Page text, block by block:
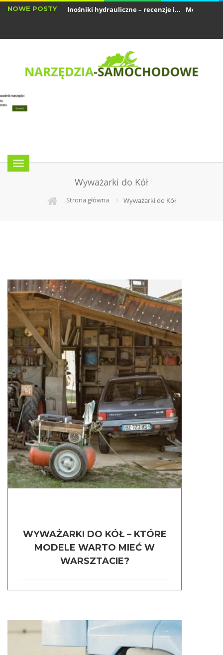
NOWE POSTY
Najnowsze podnośniki hydrauliczne – recenzje i... Montażownice
Menu
Wyważarki do Kół
Strona główna Wyważarki do Kół
WYWAŻARKI DO KÓŁ – KTÓRE
MODELE WARTO MIEĆ W
WARSZTACIE?